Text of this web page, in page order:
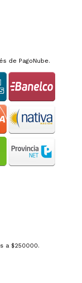
de PagoNube.
a $250000.